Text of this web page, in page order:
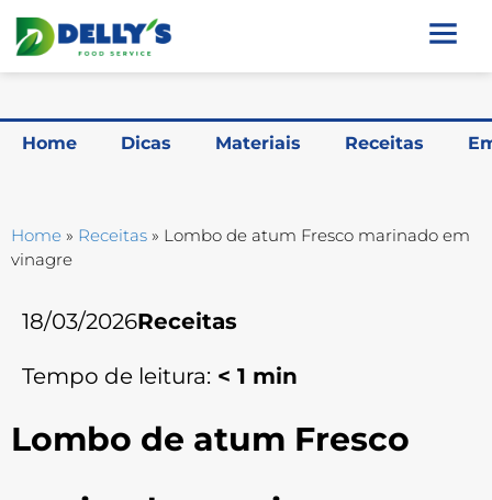
Home Dicas Materiais Receitas
Home » Receitas » Lombo de atum Fresco marinado em
vinagre
18/03/2026Receitas
Tempo de leitura: < 1 min
Lombo de atum Fresco